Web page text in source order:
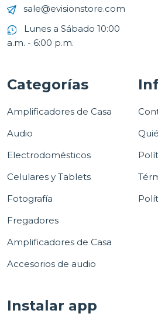
sale@evisionstore.com
Lunes a Sábado 10:00
a.m. - 6:00 p.m.
Categorías
Amplificadores de Casa
Audio
Electrodomésticos
Celulares y Tablets
Fotografía
Fregadores
Amplificadores de Casa
Accesorios de audio
Instalar app